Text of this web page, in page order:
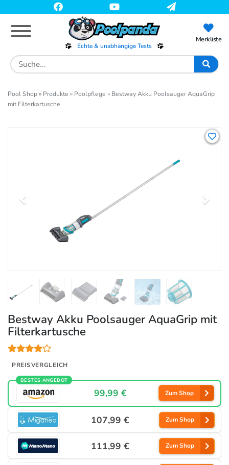
to
main
content
Echte & unabhängige Tests
Search
for:
Merkliste
Pool Shop» Produkte » Poolpflege » Bestway Akku Poolsauger AquaGrip
mit Filterkartusche
Bestway Akku Poolsauger AquaGrip mit
Filterkartusche
PREISVERGLEICH
BESTES ANGEBOT
99,99 € Zum Shop
107,99 € Zum Shop
111,99 € Zum Shop